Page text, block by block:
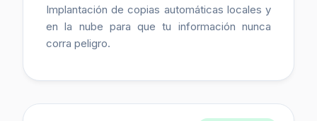
Implantación de copias automáticas locales y
en la nube para que tu información nunca
corra peligro.